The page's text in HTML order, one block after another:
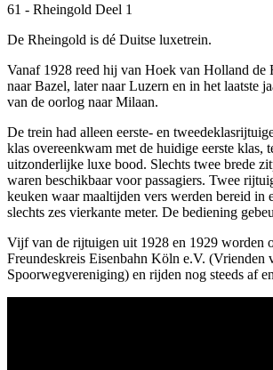
61 - Rheingold Deel 1
De Rheingold is dé Duitse luxetrein.
Vanaf 1928 reed hij van Hoek van Holland de
naar Bazel, later naar Luzern en in het laatste
van de oorlog naar Milaan.
De trein had alleen eerste- en
klas overeenkwam met de huidige eerste klas,
uitzonderlijke luxe bood. Slechts twee brede
waren beschikbaar voor passagiers. Twee
keuken waar maaltijden vers werden bereid in
slechts zes vierkante meter. De bediening
Vijf van de rijtuigen uit 1928 en 1929 worden
Freundeskreis Eisenbahn Köln e.V. (Vrienden
Spoorwegvereniging) en rijden nog steeds af